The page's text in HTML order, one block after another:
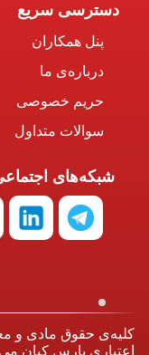
دسترسی سریع
پنل همکاران
درباره‌ی ما
حریم خصوصی
سوالات متداول
شبکه‌های
کلیه‌ی حقوق مادی و
اعتباری پارس کیان